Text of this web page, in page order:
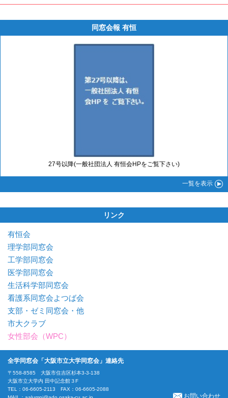
同窓会報 有恒
27号以降(一般社団法人 有恒会HPをご覧下さい)
一覧を表示
リンク
有恒会
理学部同窓会
工学部同窓会
医学部同窓会
生活科学部同窓会
看護系同窓会よつば会
支部・ゼミ同窓会・他
市大クラブ
女性部会（WPC）
全学同窓会「大阪市立大学同窓会」連絡先
〒558-8585 大阪市住吉区杉本3-3-138
大阪市立大学内 田中記念館３F
TEL：06-6605-2113 FAX：06-6605-2088
お問い合わせ